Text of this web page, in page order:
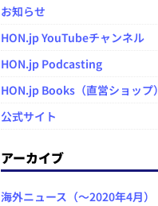
お知らせ
HON.jp YouTubeチャンネル
HON.jp Podcasting
HON.jp Books（直営ショップ）
公式サイト
アーカイブ
海外ニュース（～2020年4月）